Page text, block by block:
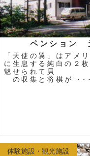
ペンション
「天使の翼」はアメ
に生息する純白の２
魅せられて貝
の収集と将棋が ･･
体験施設・観光施設